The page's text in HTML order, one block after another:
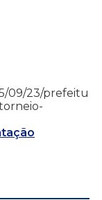
09/23/prefeitu